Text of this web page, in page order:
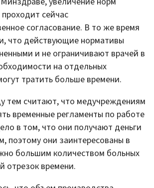
сейчас
согласование. В то же время
что действующие нормативы
и не ограничивают врачей в
на отдельных
тратить больше времени.
тем считают, что медучреждениям
временные регламенты по работе
в том, что они получают деньги
поэтому они заинтересованы в
большим количеством больных
отрезок времени.